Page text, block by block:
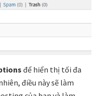
để hiển thị tối đa
điều này sẽ làm